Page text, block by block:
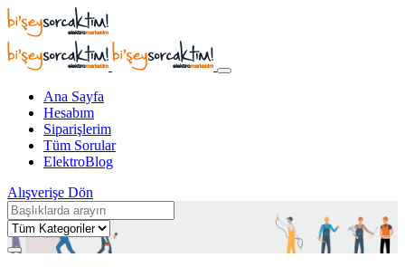
Ana Sayfa
Hesabım
Siparişlerim
Tüm Sorular
ElektroBlog
Alışverişe Dön